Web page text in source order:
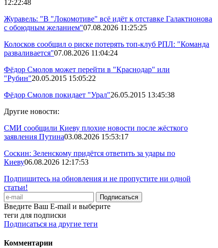
12:22:48
Журавель: "В "Локомотиве" всё идёт к отставке Галактионова
с обоюдным желанием"07.08.2026 11:25:25
Колосков сообщил о риске потерять топ-клуб РПЛ: "Команда
разваливается"07.08.2026 11:04:24
Фёдор Смолов может перейти в "Краснодар" или
"Рубин"20.05.2015 15:05:22
Фёдор Смолов покидает "Урал"26.05.2015 13:45:38
Другие новости:
СМИ сообщили Киеву плохие новости после жёсткого
заявления Путина03.08.2026 15:53:17
Соскин: Зеленскому придётся ответить за удары по
Киеву06.08.2026 12:17:53
Подпишитесь на обновления и не пропустите ни одной
статьи!
Введите Ваш E-mail и выберите
теги для подписки
Подписаться на другие теги
Комментарии